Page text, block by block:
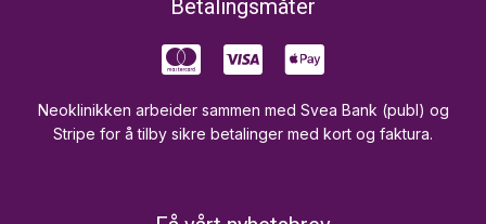
Betalingsmåter
Neoklinikken arbeider sammen med Svea Bank (publ) og
Stripe for å tilby sikre betalinger med kort og faktura.